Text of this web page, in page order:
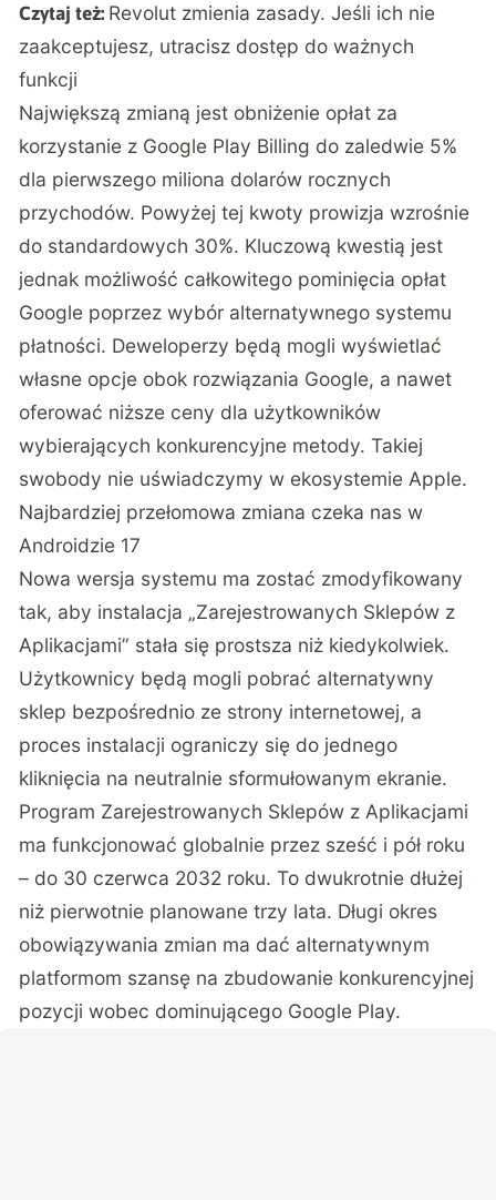
Czytaj też: Revolut zmienia zasady. Jeśli ich nie
zaakceptujesz, utracisz dostęp do ważnych
funkcji
Największą zmianą jest obniżenie opłat za
korzystanie z Google Play Billing do zaledwie 5%
dla pierwszego miliona dolarów rocznych
przychodów. Powyżej tej kwoty prowizja wzrośnie
do standardowych 30%. Kluczową kwestią jest
jednak możliwość całkowitego pominięcia opłat
Google poprzez wybór alternatywnego systemu
płatności. Deweloperzy będą mogli wyświetlać
własne opcje obok rozwiązania Google, a nawet
oferować niższe ceny dla użytkowników
wybierających konkurencyjne metody. Takiej
swobody nie uświadczymy w ekosystemie Apple.
Najbardziej przełomowa zmiana czeka nas w
Androidzie 17
Nowa wersja systemu ma zostać zmodyfikowany
tak, aby instalacja „Zarejestrowanych Sklepów z
Aplikacjami” stała się prostsza niż kiedykolwiek.
Użytkownicy będą mogli pobrać alternatywny
sklep bezpośrednio ze strony internetowej, a
proces instalacji ograniczy się do jednego
kliknięcia na neutralnie sformułowanym ekranie.
Program Zarejestrowanych Sklepów z Aplikacjami
ma funkcjonować globalnie przez sześć i pół roku
– do 30 czerwca 2032 roku. To dwukrotnie dłużej
niż pierwotnie planowane trzy lata. Długi okres
obowiązywania zmian ma dać alternatywnym
platformom szansę na zbudowanie konkurencyjnej
pozycji wobec dominującego Google Play.